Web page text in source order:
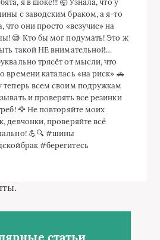
с заводским браком, а я-то
что они просто «везучие» на
😅 Кто бы мог подумать! Это ж
такой НЕ внимательной…
трясёт от мысли, что
времени каталась «на риск» 🚗
теперь всем своим подружкам
и проверять все резинки
🦅 Не повторяйте моих
девчонки, проверяйте всё
💪🔍 #шины
#берегитесь
статьи